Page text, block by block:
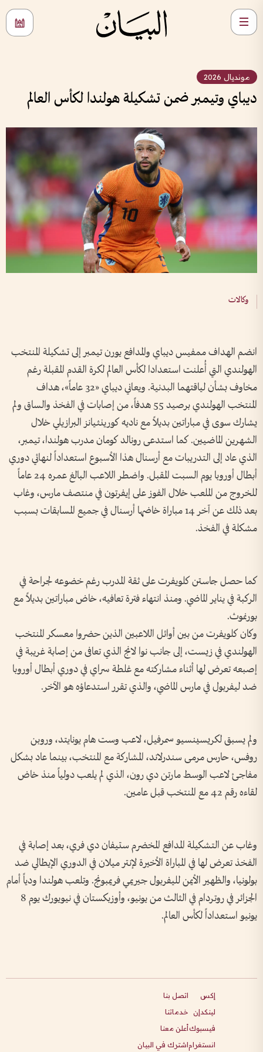
مونديال 2026
ديباي وتيمبر ضمن تشكيلة هولندا لكأس العالم
وكالات
انضم الهداف ممفيس ديباي والمدافع يورن ​تيمبر إلى تشكيلة المنتخب
الهولندي التي أُعلنت استعدادا لكأس العالم لكرة ‌القدم المقبلة ​رغم
مخاوف بشأن لياقتهما البدنية. ويعاني ديباي «32 عاماً»، هداف
المنتخب الهولندي برصيد 55 هدفاً، من إصابات في الفخذ والساق ولم
يشارك سوى في مباراتين بديلاً مع ناديه كورينثيانز البرازيلي خلال
الشهرين الماضيين. كما استدعى رونالد كومان مدرب هولندا، تيمبر،
الذي عاد إلى ⁠التدريبات مع أرسنال هذا الأسبوع استعداداً لنهائي دوري
أبطال أوروبا يوم السبت المقبل. واضطر اللاعب البالغ عمره 24 عاماً
للخروج من الملعب خلال الفوز على إيفرتون في منتصف مارس، وغاب
بعد ذلك عن آخر 14 مباراة خاضها أرسنال ‌في جميع المسابقات بسبب
مشكلة في الفخذ.
كما حصل جاستن كلويفرت على ثقة المدرب رغم خضوعه لجراحة في
الركبة في يناير الماضي. ومنذ انتهاء ‌فترة تعافيه، خاض مباراتين بديلاً مع
بورنموث.
وكان كلويفرت من بين ‌أوائل اللاعبين الذين حضروا معسكر المنتخب
الهولندي في زيست، إلى ‌جانب نوا لانج الذي تعافى من ‌إصابة غريبة في
إصبعه تعرض لها أثناء مشاركته مع غلطة سراي في دوري أبطال أوروبا
ضد ليفربول ​في مارس الماضي، والذي تقرر استدعاؤه هو ​الآخر.
ولم يسبق لكريسينسيو سمرفيل، لاعب وست ⁠هام يونايتد، وروبن
روفس، حارس مرمى سندرلاند، المشاركة مع المنتخب، بينما عاد بشكل
مفاجئ لاعب الوسط مارتن دي رون، الذي لم يلعب دولياً منذ خاض ​
لقاءه رقم 42 مع ⁠المنتخب قبل عامين.
وغاب ⁠عن التشكيلة المدافع المخضرم ستيفان دي فري، بعد إصابة في
الفخذ تعرض لها في المباراة الأخيرة لإنتر ميلان في الدوري الإيطالي ضد
بولونيا، والظهير ⁠الأيمن لليفربول جيريمي فريمبونج. وتلعب هولندا ودياً أمام
الجزائر في روتردام في الثالث من يونيو، وأوزبكستان في نيويورك يوم 8
يونيو استعداداً لكأس العالم.
إكس
لينكدإن
فيسبوك
انستغرام
اتصل بنا
خدماتنا
أعلن معنا
اشترك في البيان